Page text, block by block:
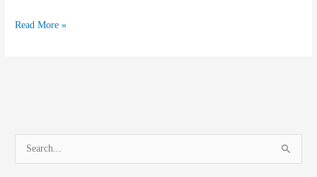
v.
.
Energia
Read More »